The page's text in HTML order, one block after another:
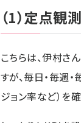
（1）定点観
こちらは、伊村
すが、毎日・毎週
ジョン率など）を